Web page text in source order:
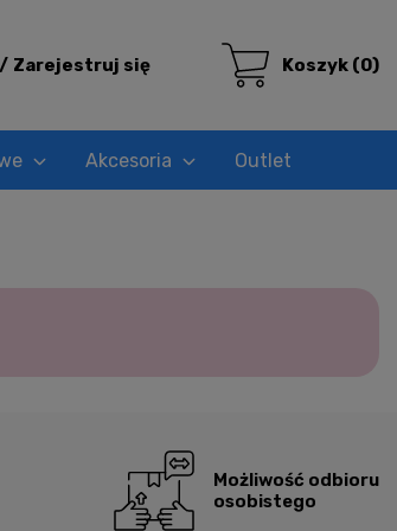
Zarejestruj się Koszyk (0)
Akcesoria Outlet
Możliwość odbioru
osobistego